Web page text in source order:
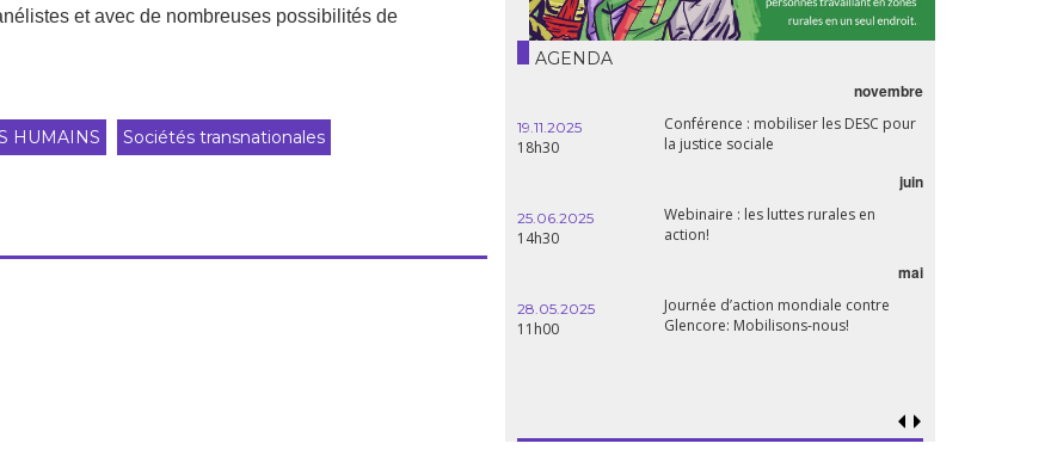
Haïti
Nigeria
et avec de nombreuses possibilités de
HUMAINS Sociétés transnationales
AGENDA
novembre
19.11.2025
18h30
Conférence : mobiliser les DESC pour
la justice sociale
juin
25.06.2025
14h30
Webinaire : les luttes rurales en
action!
mai
28.05.2025
11h00
Journée d’action mondiale contre
Glencore: Mobilisons-nous!